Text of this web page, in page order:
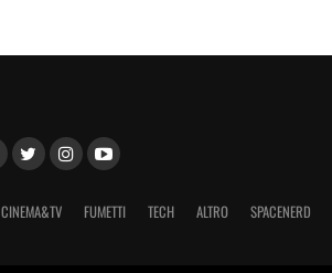
CINEMA&TV FUMETTI TECH ALTRO SPACENERD